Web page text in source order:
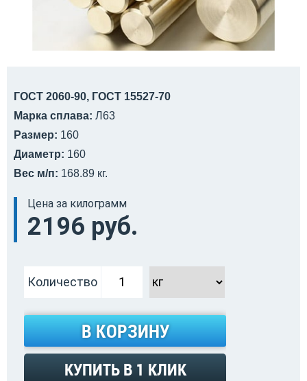
ГОСТ 2060-90, ГОСТ 15527-70
Марка сплава: Л63
Размер: 160
Диаметр: 160
Вес м/п: 168.89 кг.
Цена за килограмм
2196 руб.
Количество
В КОРЗИНУ
КУПИТЬ В 1 КЛИК